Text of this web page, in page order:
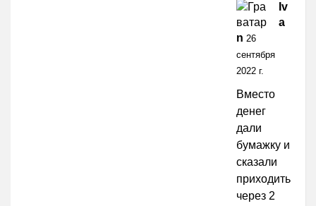
Iv
a
n 26
сентября
2022 г.
Вместо
денег
дали
бумажку и
сказали
приходить
через 2